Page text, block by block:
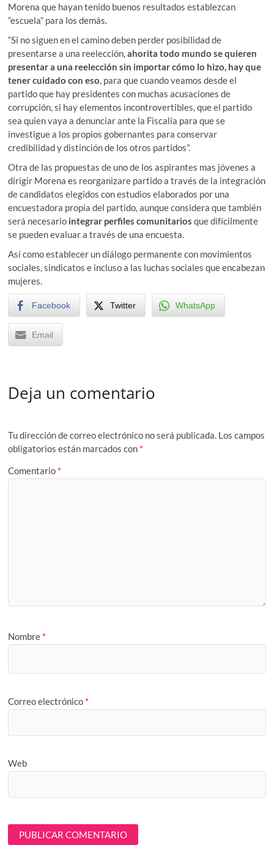
Morena que hayan tenido buenos resultados establezcan
“escuela” para los demás.
“Si no siguen en el camino deben perder posibilidad de
presentarse a una reelección,ahorita todo mundo se quieren
presentar a una reelección sin importar cómo lo hizo, hay que
tener cuidado con eso, para que cuando veamos desde el
partido que hay presidentes con muchas acusaciones de
corrupción, si hay elementos incontrovertibles, que el partido
sea quien vaya a denunciar ante la Fiscalía para que se
investigue a los propios gobernantes para conservar
credibilidad y distinción de los otros partidos”.
Otra de las propuestas de uno de los aspirantes mas jóvenes a
dirigir Morena es reorganizare partido a través de la integración
de candidatos elegidos con estudios elaborados por una
encuestadora propia del partido, aunque considera que también
será necesario integrar perfiles comunitarios que difícilmente
se pueden evaluar a través de una encuesta.
Así como establecer un diálogo permanente con movimientos
sociales, sindicatos e incluso a las luchas sociales que encabezan
mujeres.
Facebook Twitter WhatsApp
Email
Deja un comentario
Tu dirección de correo electrónico no será publicada. Los campos
obligatorios están marcados con *
Comentario *
Nombre *
Correo electrónico *
Web